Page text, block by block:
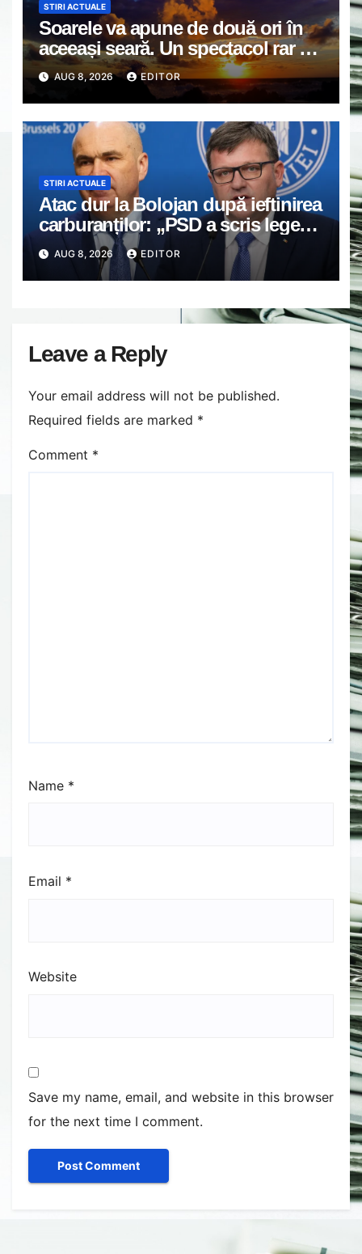
STIRI ACTUALE
Soarele va apune de două ori în
aceeași seară. Un spectacol rar va
întrerupe liniștea unui sat din
Europa
AUG 8, 2026 EDITOR
STIRI ACTUALE
Atac dur la Bolojan după ieftinirea
carburanților: „PSD a scris legea.
Dumneavoastră ați scris discursul
de după”
AUG 8, 2026 EDITOR
Leave a Reply
Your email address will not be published.
Required fields are marked *
Comment *
Name *
Email *
Website
Save my name, email, and website in this browser
for the next time I comment.